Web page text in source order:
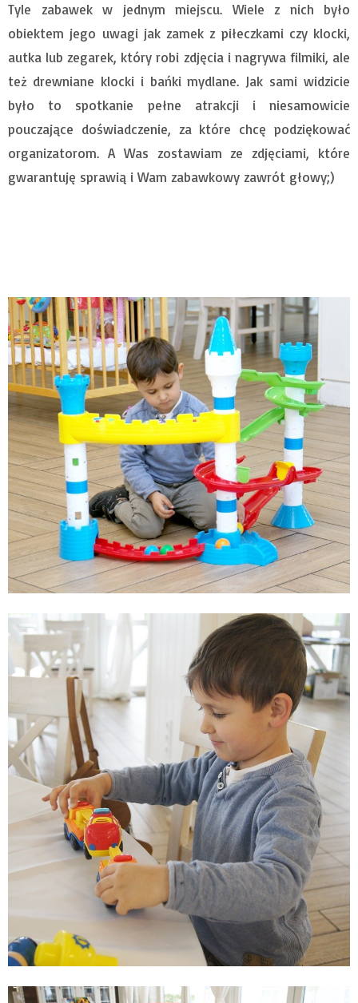
Tyle zabawek w jednym miejscu. Wiele z nich było
obiektem jego uwagi jak zamek z piłeczkami czy klocki,
autka lub zegarek, który robi zdjęcia i nagrywa filmiki, ale
też drewniane klocki i bańki mydlane. Jak sami widzicie
było to spotkanie pełne atrakcji i niesamowicie
pouczające doświadczenie, za które chcę podziękować
organizatorom. A Was zostawiam ze zdjęciami, które
gwarantuję sprawią i Wam zabawkowy zawrót głowy;)